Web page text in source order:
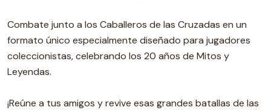
Combate junto a los Caballeros de las Cruzadas en un
formato único especialmente diseñado para jugadores
coleccionistas, celebrando los 20 años de Mitos y
Leyendas.
¡Reúne a tus amigos y revive esas grandes batallas de las